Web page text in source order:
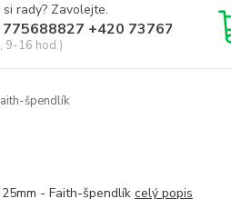
rady? Zavolejte.
+420 737670415
9-16 hod.)
špendlík
- Faith-špendlík celý popis